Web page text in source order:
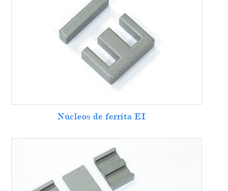
Núcleos de ferrita EI